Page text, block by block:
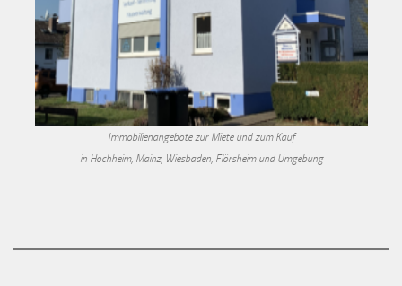
Immobilienangebote zur Miete und zum Kauf
in Hochheim, Mainz, Wiesbaden, Flörsheim und Umgebung